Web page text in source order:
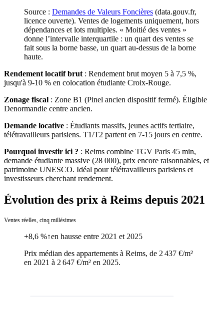
Source : Demandes de Valeurs Foncières (data.gouv.fr,
licence ouverte). Ventes de logements uniquement, hors
dépendances et lots multiples. « Moitié des ventes »
donne l’intervalle interquartile : un quart des ventes se
fait sous la borne basse, un quart au-dessus de la borne
haute.
Rendement locatif brut: Rendement brut moyen 5 à 7,5 %,
jusqu'à 9-10 % en colocation étudiante Croix-Rouge.
Zonage fiscal : Zone B1 (Pinel ancien dispositif fermé). Éligible
Denormandie centre ancien.
Demande locative : Étudiants massifs, jeunes actifs tertiaire,
télétravailleurs parisiens. T1/T2 partent en 7-15 jours en centre.
Pourquoi investir ici ? : Reims combine TGV Paris 45 min,
demande étudiante massive (28 000), prix encore raisonnables, et
patrimoine UNESCO. Idéal pour télétravailleurs parisiens et
investisseurs cherchant rendement.
Évolution des prix à Reims depuis 2021
Ventes réelles, cinq millésimes
+8,6 %↑en hausse entre 2021 et 2025
Prix médian des appartements à Reims, de 2 437 €/m²
en 2021 à 2 647 €/m² en 2025.